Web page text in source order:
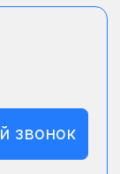
в
выбрать